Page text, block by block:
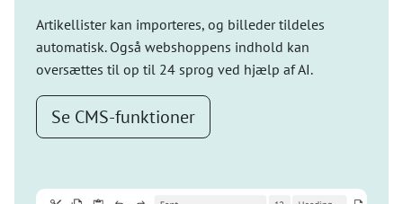
Artikellister kan importeres, og billeder tildeles
automatisk. Også webshoppens indhold kan
oversættes til op til 24 sprog ved hjælp af AI.
Se CMS-funktioner